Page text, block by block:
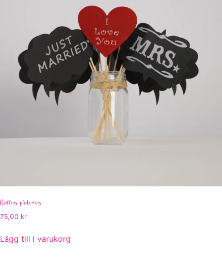
Bröllops-photoprops
75,00 kr
Lägg till i varukorg